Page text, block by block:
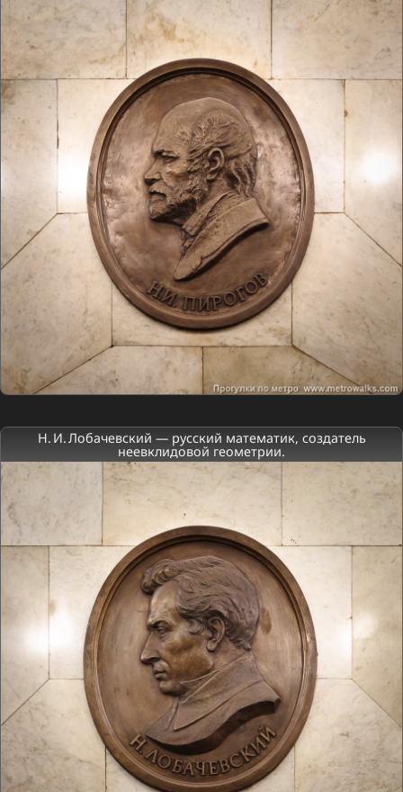
Н. И. Лобачевский — русский математик, создатель
неевклидовой геометрии.